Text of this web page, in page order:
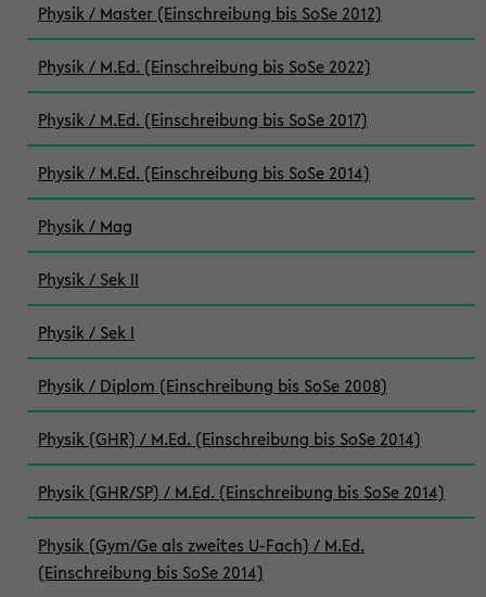
Physik / Master (Einschreibung bis SoSe 2012)
Physik / M.Ed. (Einschreibung bis SoSe 2022)
Physik / M.Ed. (Einschreibung bis SoSe 2017)
Physik / M.Ed. (Einschreibung bis SoSe 2014)
Physik / Mag
Physik / Sek II
Physik / Sek I
Physik / Diplom (Einschreibung bis SoSe 2008)
Physik (GHR) / M.Ed. (Einschreibung bis SoSe 2014)
Physik (GHR/SP) / M.Ed. (Einschreibung bis SoSe 2014)
Physik (Gym/Ge als zweites U-Fach) / M.Ed.
(Einschreibung bis SoSe 2014)